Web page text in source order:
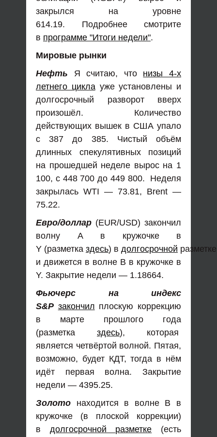
закрылся на уровне
614.19. Подробнее смотрите
в программе "Итоги недели".
Мировые рынки
Нефть Я считаю, что низы 4-х
летнего циклауже установлены и
долгосрочный разворот вверх
произошёл. Количество
действующих вышек в США упало
с 387 до 385. Чистый объём
длинных спекулятивных позиций
на прошедшей неделе вырос на 1
100, с 448 700 до 449 800. Неделя
закрылась WTI — 73.81, Brent —
75.22.
Евро/доллар (EUR/USD) закончил
волну А в кружочке в
Y (разметка здесь) в долгосрочной
и движется в волне В в кружочке в
Y. Закрытие недели — 1.18664.
Фьючерс на индекс
S&P закончил плоскую коррекцию
в марте прошлого года
(разметка здесь), которая
является четвёртой волной. Пятая,
возможно, будет КДТ, тогда в нём
идёт первая волна. Закрытие
недели — 4395.25.
Золото находится в волне В в
кружочке (в плоской коррекции)
в долгосрочной разметке (есть